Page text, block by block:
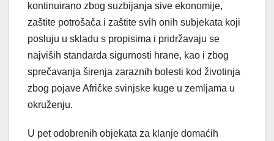
kontinuirano zbog suzbijanja sive ekonomije,
zaštite potrošača i zaštite svih onih subjekata koji
posluju u skladu s propisima i pridržavaju se
najviših standarda sigurnosti hrane, kao i zbog
sprečavanja širenja zaraznih bolesti kod životinja
zbog pojave Afričke svinjske kuge u zemljama u
okruženju.
U pet odobrenih objekata za klanje domaćih